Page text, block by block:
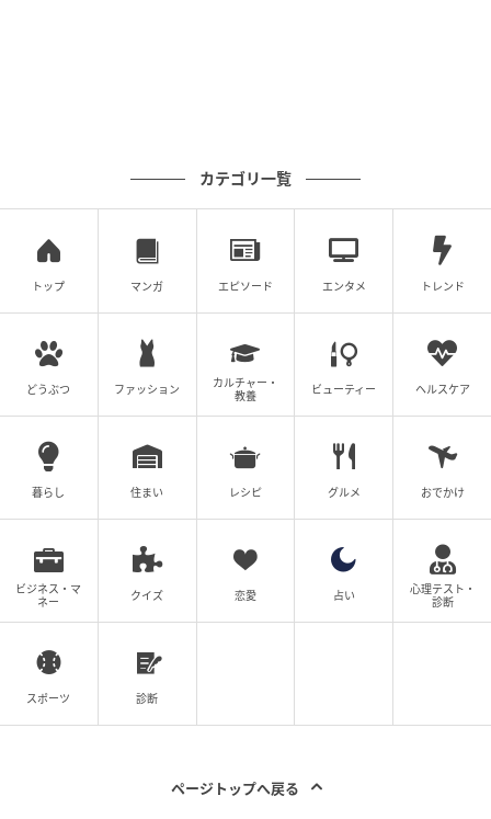
■これまでの生活が一変する事態に…
ウーマンエキサイト
カテゴリ一覧
トップ マンガ エピソード エンタメ トレンド
どうぶつ ファッション
カルチャー・
教養
ビューティー ヘルスケア
暮らし 住まい レシピ グルメ おでかけ
ビジネス・マ
ネー
クイズ 恋愛 占い
心理テスト・
診断
スポーツ 診断
ページトップへ戻る